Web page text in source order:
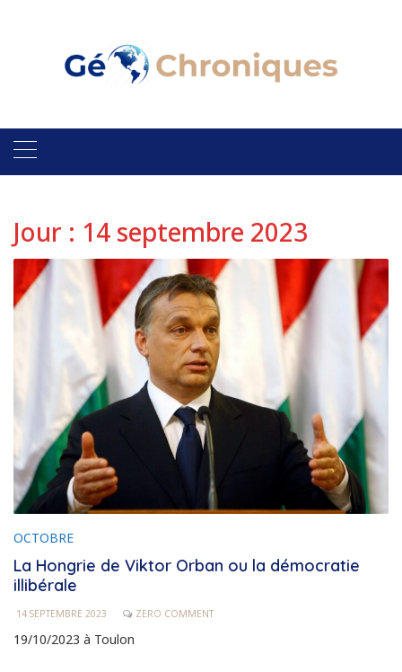
Jour : 14 septembre 2023
OCTOBRE
La Hongrie de Viktor Orban ou la démocratie
illibérale
14 SEPTEMBRE 2023 ZERO COMMENT
19/10/2023 à Toulon